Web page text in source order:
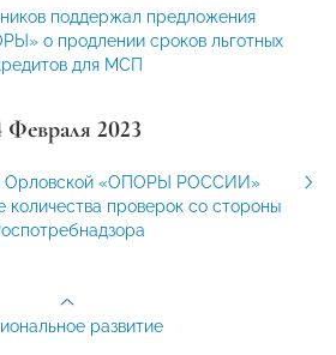
поддержал предложения
о продлении сроков льготных
для МСП
Февраля 2023
Орловской «ОПОРЫ РОССИИ»
количества проверок со стороны
развитие